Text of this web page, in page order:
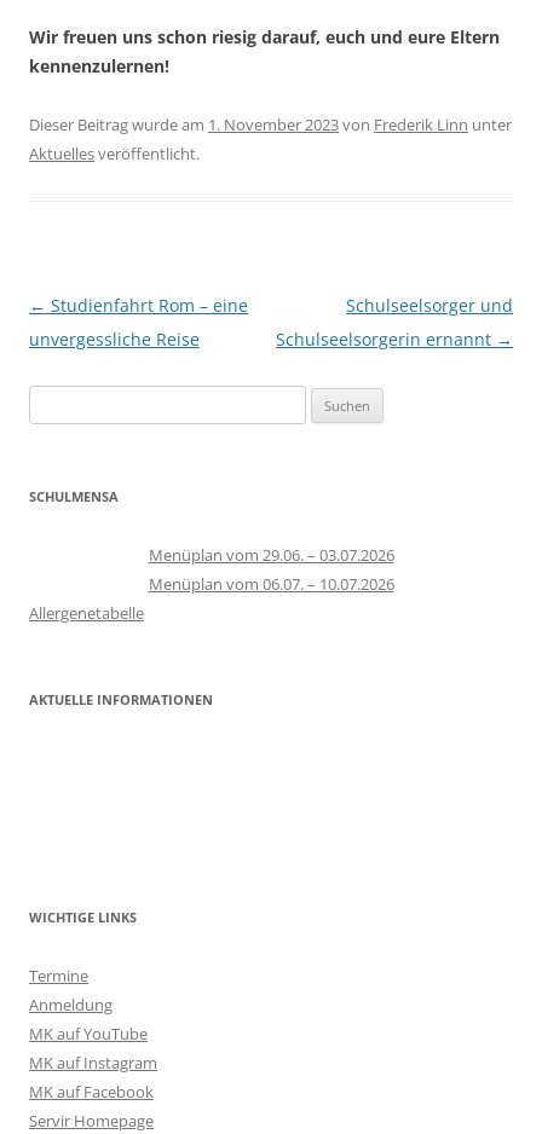
Wir freuen uns schon riesig darauf, euch und eure Eltern
kennenzulernen!
Dieser Beitrag wurde am 1. November 2023von Frederik Linn unter
Aktuellesveröffentlicht.
Beitragsnavigation
← Studienfahrt Rom – eine
unvergessliche Reise
Schulseelsorger und
Schulseelsorgerin ernannt →
nach:
SCHULMENSA
Menüplan vom 29.06. – 03.07.2026
Menüplan vom 06.07. – 10.07.2026
Allergenetabelle
AKTUELLE INFORMATIONEN
WICHTIGE LINKS
Termine
Anmeldung
MK auf YouTube
MK auf Instagram
MK auf Facebook
Servir Homepage